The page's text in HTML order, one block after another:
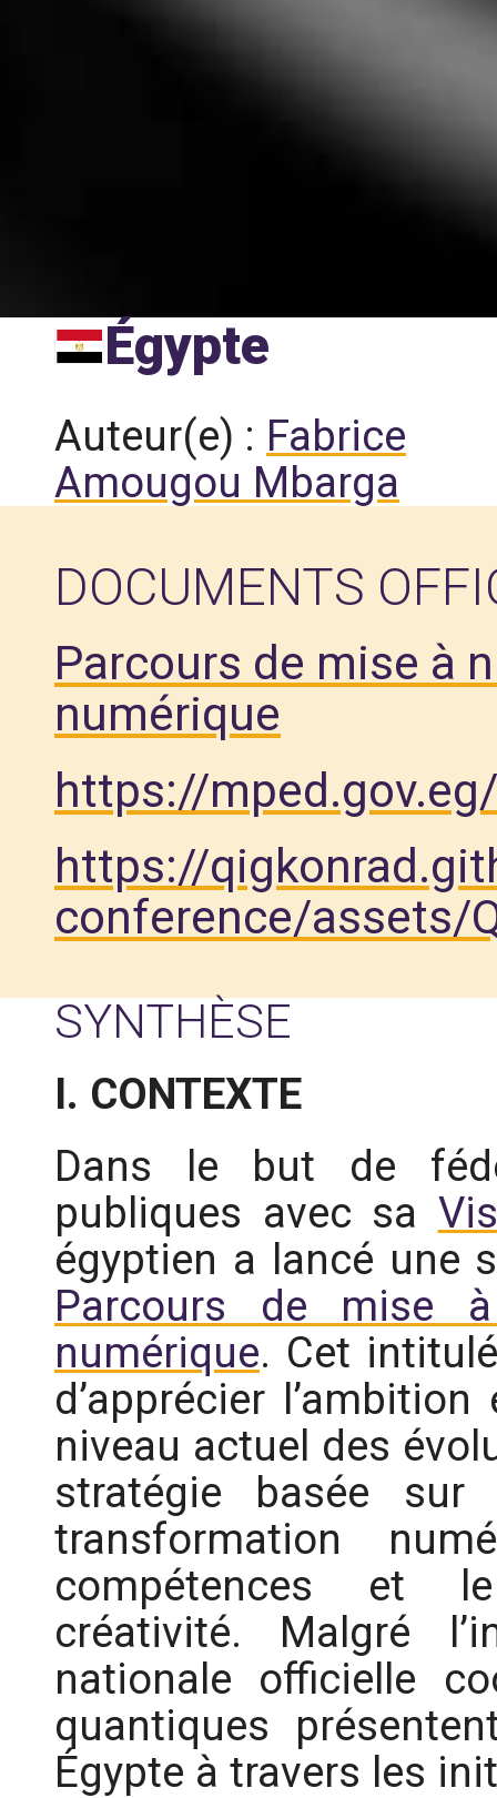
Égypte
Auteur(e) : Fabrice
Amougou Mbarga
DOCUMENTS
Parcours de mise à
numérique
https://
https://
conference/assets/
SYNTHÈSE
I. CONTEXTE
Dans le but de
publiques avec sa
égyptien a lancé une
Parcours de mise
numérique. Cet
d’apprécier
niveau actuel des
stratégie basée
transformation
compétences et
créativité. Malgré
nationale officielle
quantiques
Égypte à travers les